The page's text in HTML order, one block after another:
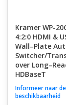
Kramer WP-
4:2:0 HDMI &
Wall–Plate
Switcher/
over
HDBaseT
Informeer naar de
beschikbaarheid